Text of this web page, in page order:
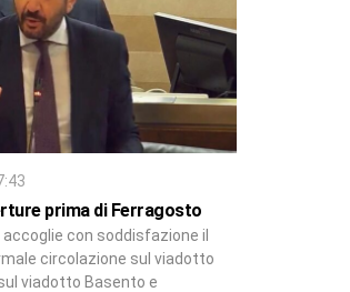
prima di Ferragosto
accoglie con soddisfazione il
circolazione sul viadotto
viadotto Basento e